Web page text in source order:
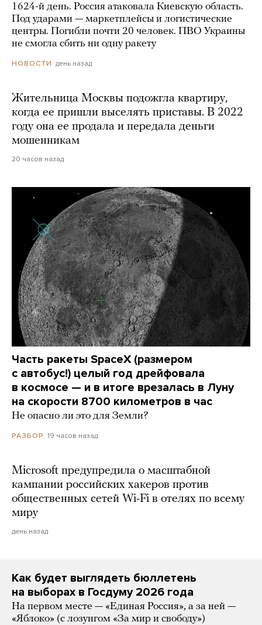
1624-й день. Россия атаковала Киевскую область.
Под ударами — маркетплейсы и логистические
центры. Погибли почти 20 человек. ПВО Украины
не смогла сбить ни одну ракету
НОВОСТИ день назад
Жительница Москвы подожгла квартиру,
когда ее пришли выселять приставы. В 2022
году она ее продала и передала деньги
мошенникам
20 часов назад
Часть ракеты SpaceX (размером
с автобус!) целый год дрейфовала
в космосе — и в итоге врезалась в Луну
на скорости 8700 километров в час
Не опасно ли это для Земли?
РАЗБОР 19 часов назад
Microsoft предупредила о масштабной
кампании российских хакеров против
общественных сетей Wi-Fi в отелях по всему
миру
день назад
Как будет выглядеть бюллетень
на выборах в Госдуму 2026 года
На первом месте — «Единая Россия», а за ней —
«Яблоко» (с лозунгом «За мир и свободу»)